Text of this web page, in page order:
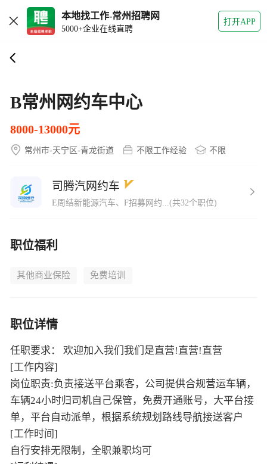
本地找工作-常州招聘网
5000+企业在线直聘
打开APP
B常州网约车中心
常州市-天宁区-青龙街道 不限工作经验
司腾汽网约车
职位福利
职位详情
[工作内容]
车辆24小时归司机自己保管，免费开通账号，大平台接
单，平台自动派单，根据系统规划路线导航接送客户
[工作时间]
自行安排无限制，全职兼职均可
[福利待遇]
每日薪酬400-600元，综合月收入8000-1300工资周结，
上不封顶，多劳多得